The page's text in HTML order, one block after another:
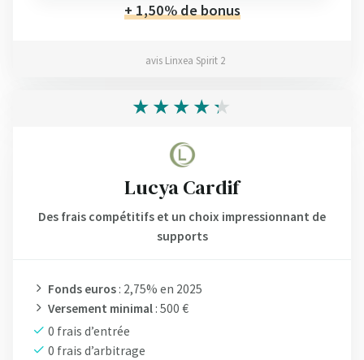
+ 1,50% de bonus
avis Linxea Spirit 2
Lucya Cardif
Des frais compétitifs et un choix impressionnant de
supports
Fonds euros : 2,75% en 2025
Versement minimal : 500 €
0 frais d’entrée
0 frais d’arbitrage